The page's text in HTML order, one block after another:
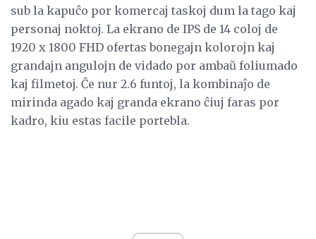
sub la kapuĉo por komercaj taskoj dum la tago kaj
personaj noktoj. La ekrano de IPS de 14 coloj de
1920 x 1800 FHD ofertas bonegajn kolorojn kaj
grandajn angulojn de vidado por ambaŭ foliumado
kaj filmetoj. Ĉe nur 2.6 funtoj, la kombinaĵo de
mirinda agado kaj granda ekrano ĉiuj faras por
kadro, kiu estas facile portebla.